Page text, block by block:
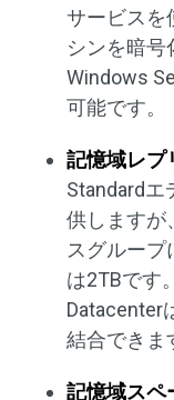
サービスを
シンを暗号
Windows
可能です。
記憶域レプ
Standardエ
供しますが
スグルー
は2TBです
Datacenter
結合できま
記憶域スペ